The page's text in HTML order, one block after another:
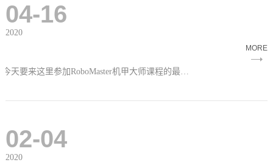
04-16
2020
2020年4月15日，合肥滨湖大疆创新授权店（合肥机甲大师俱乐部），迎来了肥东教体局的老师们，他们今天要来这里参加RoboMaster机甲大师课程的最后一次培训。
MORE
02-04
2020